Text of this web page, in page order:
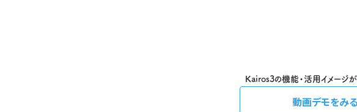
Kairos3の機能・活用イメージ
動画デモをみる